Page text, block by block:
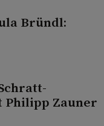
Philipp Zauner
Bründl: